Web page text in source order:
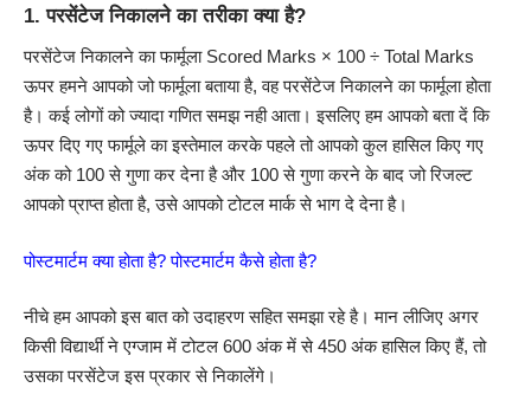
1.परसेंटेज निकालने का तरीका क्या है?
परसेंटेज निकालने का फार्मूला Scored Marks × 100 ÷ Total Marks
ऊपर हमने आपको जो फार्मूला बताया है, वह परसेंटेज निकालने का फार्मूला होता
है। कई लोगों को ज्यादा गणित समझ नही आता। इसलिए हम आपको बता दें कि
ऊपर दिए गए फार्मूले का इस्तेमाल करके पहले तो आपको कुल हासिल किए गए
अंक को 100 से गुणा कर देना है और 100 से गुणा करने के बाद जो रिजल्ट
आपको प्राप्त होता है, उसे आपको टोटल मार्क से भाग दे देना है।
पोस्टमार्टम क्या होता है? पोस्टमार्टम कैसे होता है?
नीचे हम आपको इस बात को उदाहरण सहित समझा रहे है। मान लीजिए अगर
किसी विद्यार्थी ने एग्जाम में टोटल 600 अंक में से 450 अंक हासिल किए हैं, तो
उसका परसेंटेज इस प्रकार से निकालेंगे।